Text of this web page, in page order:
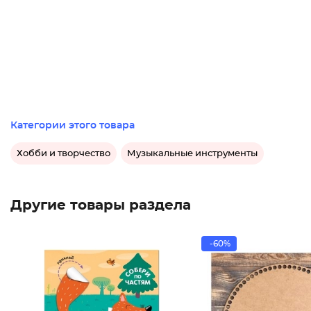
Категории этого товара
Хобби и творчество Музыкальные инструменты
Другие товары раздела
-60%